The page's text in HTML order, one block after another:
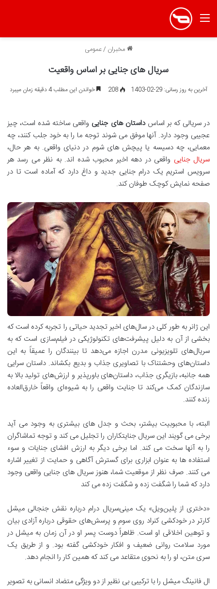
منو
مخبران /عمومی
سریال های جنایی بر اساس واقعیت
آخرین به روز رسانی: 29-02-1403 208 خواندن این مطلب 4 دقیقه زمان میبرد
در سریالی که بر اساس داستان های جنایی واقعی ساخته شده است، چیز
عجیبی وجود دارد. آنها موفق می شوند توجه ما را به خود جلب کنند، چه
معمایی، چه دسیسه یا پیچش های شوم در دنیای واقعی. به هر حال،
سریال جنایی واقعی در دهه اخیر محبوب شده اند. به نظر می رسد هر
سرویس استریم یک درام جنایی جدید و داغ دارد که آماده است تا در
صفحه نمایش کوچک طوفان کند.
این ژانر به طور کلی در سال‌های اخیر تجدید حیاتی را تجربه کرده است که
بخشی از آن به دلیل پیشرفت‌های تکنولوژیکی در فیلم‌سازی است که به
سریال‌های تلویزیونی مدرن اجازه می‌دهد تا بینندگان را عمیقاً به این
داستان‌های وحشتناک با تصاویری جذاب و بدیع بکشاند. داستان سرایی
همه جانبه، بازیگری جذاب، داستان‌های باورپذیر و ارزش‌های تولید بالا به
سازندگان کمک می‌کند تا جنایت واقعی را به شیوه‌ای واقعاً خارق‌العاده
زنده کنند.
البته، با محبوبیت بیشتر، بحث و جدل های بیشتری به وجود می آید
برخی می گویند این سریال جنایتکاران را تجلیل می کند و توجه تماشاگران
را به آنها سخت می کند. اما برخی دیگر به ارزش افشای جنایات و سوء
استفاده ها به عنوان ابزاری برای گسترش آگاهی و حمایت از تغییر اشاره
می کنند. صرف نظر از موقعیت شما، هنوز سریال های جنایی واقعی وجود
دارد که شما را شگفت زده و شگفت زده می کند
«دختری از پلین‌ویل» یک مینی‌سریال درام درباره نقش جنجالی میشل
کارتر در خودکشی کنراد روی سوم و پرسش‌های حقوقی درباره آزادی بیان
و توهین اخلاقی او است. ظاهراً دوست پسر او در آن زمان به میشل در
مورد سلامت روانی ضعیف و افکار خودکشی گفته بود. و از طریق یک
سری متن، او را به نحوی متقاعد می کند که همین کار را انجام دهد.
ال فانینگ میشل را با ترکیبی بی نظیر از دو ویژگی متضاد انسانی به تصویر